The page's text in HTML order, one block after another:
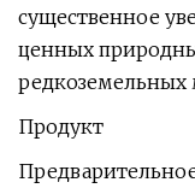
существенное
ценных
редкоземельных
Продукт